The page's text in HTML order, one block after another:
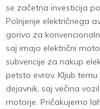
se začetna investicija
Polnjenje električnega
gorivo za
saj imajo električni
subvencije za nakup
petsto evrov. Kljub
dejavnik, saj večina
motorje. Pričakujemo